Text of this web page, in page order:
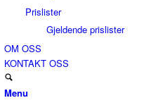
Prislister
Gjeldende prislister
OM OSS
KONTAKT OSS
Menu